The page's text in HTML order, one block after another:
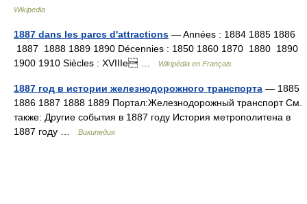
Wikipedia
1887 dans les parcs d'attractions — Années : 1884 1885 1886
1887 1888 1889 1890 Décennies : 1850 1860 1870 1880 1890
1900 1910 Siècles : XVIIIe …
Wikipédia en Français
1887 год в истории железнодорожного транспорта — 1885
1886 1887 1888 1889 Портал:Железнодорожный транспорт См.
также: Другие события в 1887 году История метрополитена в
1887 году …
Википедия